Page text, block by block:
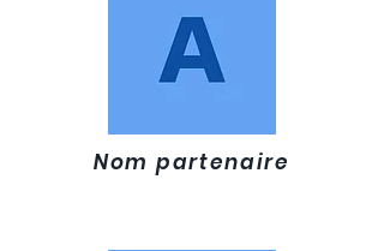
Nom partenaire